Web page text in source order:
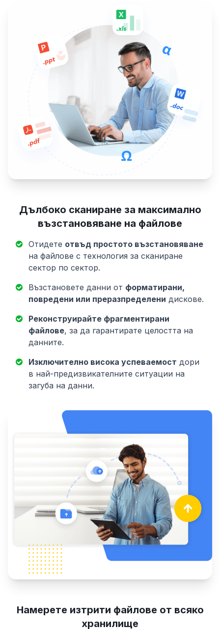
Дълбоко сканиране за максимално
възстановяване на файлове
Отидете отвъд простото възстановяване
на файлове с технология за сканиране
сектор по сектор.
Възстановете данни от форматирани,
повредени или преразпределени дискове.
Реконструирайте фрагментирани
файлове, за да гарантирате целостта на
данните.
Изключително висока успеваемост дори
в най-предизвикателните ситуации на
загуба на данни.
Намерете изтрити файлове от всяко
хранилище